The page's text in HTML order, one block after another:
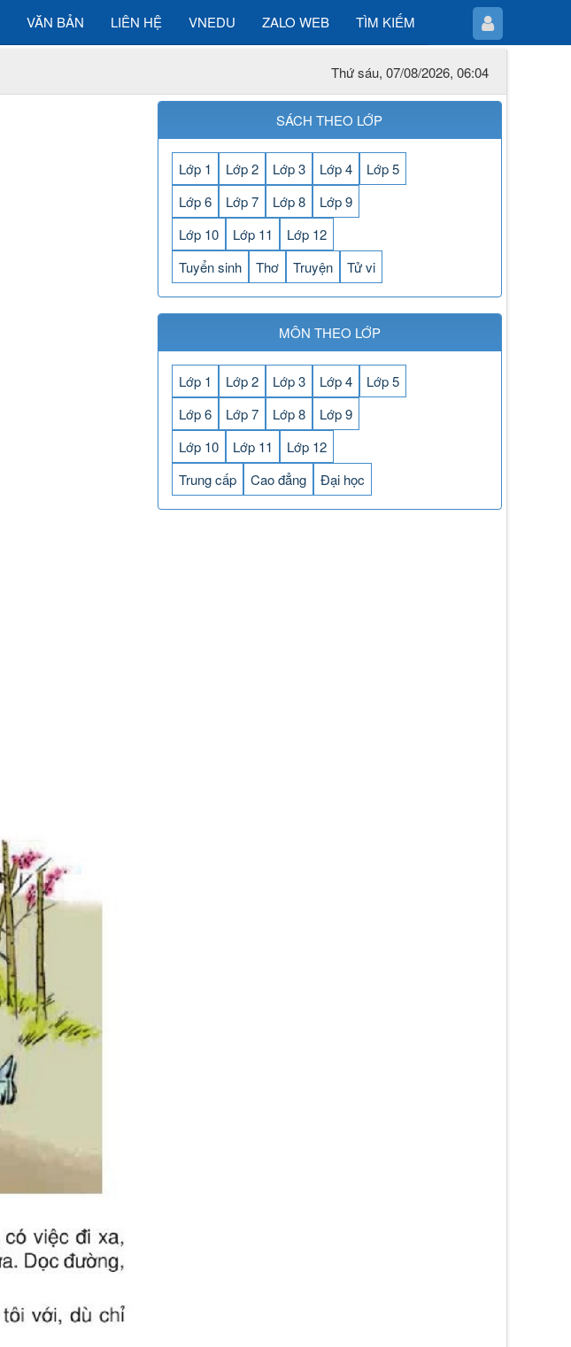
VĂN BẢN LIÊN HỆ VNEDU ZALO WEB TÌM KIẾM
Thứ sáu, 07/08/2026, 06:04
SÁCH THEO LỚP
Lớp 1 Lớp 2 Lớp 3 Lớp 4
Lớp 5
Lớp 6
Lớp 7 Lớp 8
Lớp 9
Lớp 10
Lớp 11
Lớp 12
Tuyển sinh
Thơ Truyện Tử vi
MÔN THEO LỚP
Lớp 1 Lớp 2 Lớp 3 Lớp 4
Lớp 5
Lớp 6
Lớp 7 Lớp 8
Lớp 9
Lớp 10
Lớp 11
Lớp 12
Trung cấp
Cao đẳng Đại học